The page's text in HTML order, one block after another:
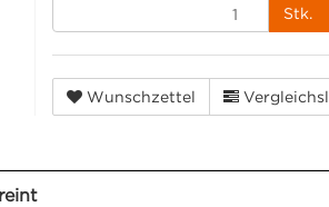
Stk.
Wunschzettel